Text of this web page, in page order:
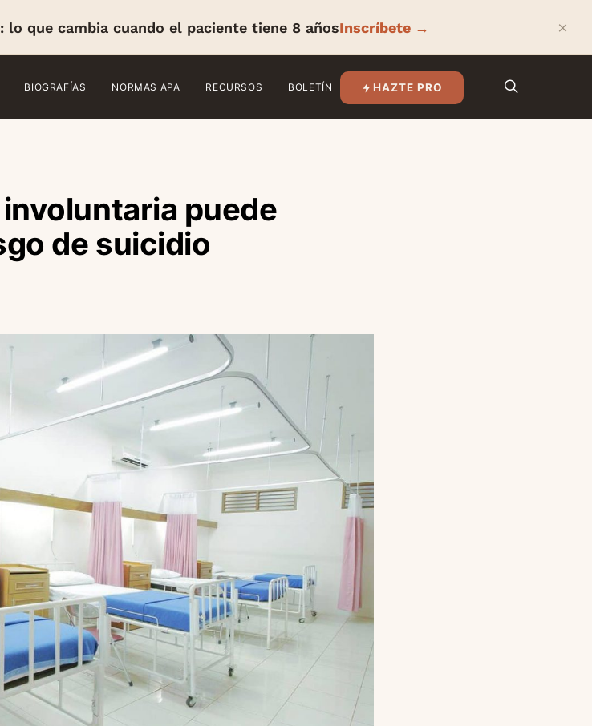
lo que cambia cuando el paciente tiene 8 añosInscríbete → ×
BIOGRAFÍAS NORMAS APA RECURSOS BOLETÍN HAZTE PRO
puede
de suicidio